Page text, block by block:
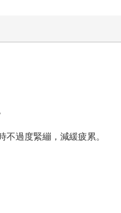
過度緊繃，減緩疲累。